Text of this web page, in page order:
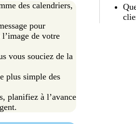
des calendriers,
pour
de votre
vous souciez de la
plus simple des
planifiez à l’avance